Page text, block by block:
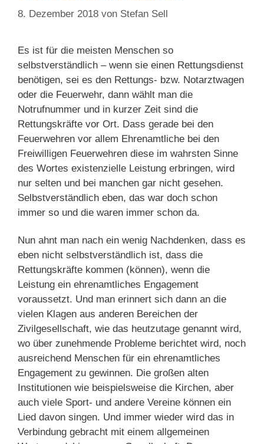
8. Dezember 2018 von Stefan Sell
Es ist für die meisten Menschen so
selbstverständlich – wenn sie einen Rettungsdienst
benötigen, sei es den Rettungs- bzw. Notarztwagen
oder die Feuerwehr, dann wählt man die
Notrufnummer und in kurzer Zeit sind die
Rettungskräfte vor Ort. Dass gerade bei den
Feuerwehren vor allem Ehrenamtliche bei den
Freiwilligen Feuerwehren diese im wahrsten Sinne
des Wortes existenzielle Leistung erbringen, wird
nur selten und bei manchen gar nicht gesehen.
Selbstverständlich eben, das war doch schon
immer so und die waren immer schon da.
Nun ahnt man nach ein wenig Nachdenken, dass es
eben nicht selbstverständlich ist, dass die
Rettungskräfte kommen (können), wenn die
Leistung ein ehrenamtliches Engagement
voraussetzt. Und man erinnert sich dann an die
vielen Klagen aus anderen Bereichen der
Zivilgesellschaft, wie das heutzutage genannt wird,
wo über zunehmende Probleme berichtet wird, noch
ausreichend Menschen für ein ehrenamtliches
Engagement zu gewinnen. Die großen alten
Institutionen wie beispielsweise die Kirchen, aber
auch viele Sport- und andere Vereine können ein
Lied davon singen. Und immer wieder wird das in
Verbindung gebracht mit einem allgemeinen